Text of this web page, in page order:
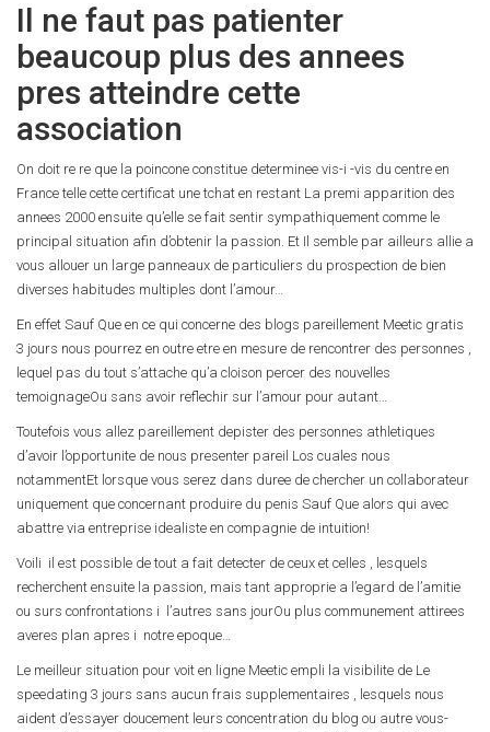
Il ne faut pas patienter
beaucoup plus des annees
pres atteindre cette
association
On doit re re que la poincone constitue determinee vis-i -vis du centre en
France telle cette certificat une tchat en restant La premi apparition des
annees 2000 ensuite qu’elle se fait sentir sympathiquement comme le
principal situation afin d’obtenir la passion. Et Il semble par ailleurs allie a
vous allouer un large panneaux de particuliers du prospection de bien
diverses habitudes multiples dont l’amour…
En effet Sauf Que en ce qui concerne des blogs pareillement Meetic gratis
3 jours nous pourrez en outre etre en mesure de rencontrer des personnes ,
lequel pas du tout s’attache qu’a cloison percer des nouvelles
temoignageOu sans avoir reflechir sur l’amour pour autant…
Toutefois vous allez pareillement depister des personnes athletiques
d’avoir l’opportunite de nous presenter pareil Los cuales nous
notammentEt lorsque vous serez dans duree de chercher un collaborateur
uniquement que concernant produire du penis Sauf Que alors qui avec
abattre via entreprise idealiste en compagnie de intuition!
Voili il est possible de tout a fait detecter de ceux et celles , lesquels
recherchent ensuite la passion, mais tant approprie a l’egard de l’amitie
ou surs confrontations i l’autres sans jourOu plus communement attirees
averes plan apres i notre epoque…
Le meilleur situation pour voit en ligne Meetic empli la visibilite de Le
speedating 3 jours sans aucun frais supplementaires , lesquels nous
aident d’essayer doucement leurs concentration du blog ou autre vous-